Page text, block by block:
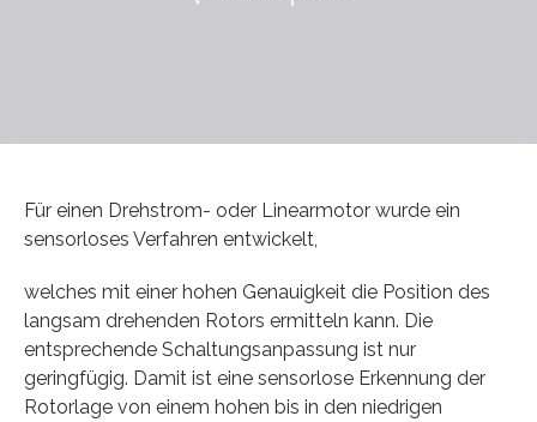
Für einen Drehstrom- oder Linearmotor wurde ein
sensorloses Verfahren entwickelt,
welches mit einer hohen Genauigkeit die Position des
langsam drehenden Rotors ermitteln kann. Die
entsprechende Schaltungsanpassung ist nur
geringfügig. Damit ist eine sensorlose Erkennung der
Rotorlage von einem hohen bis in den niedrigen